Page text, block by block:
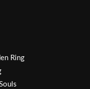
Ring